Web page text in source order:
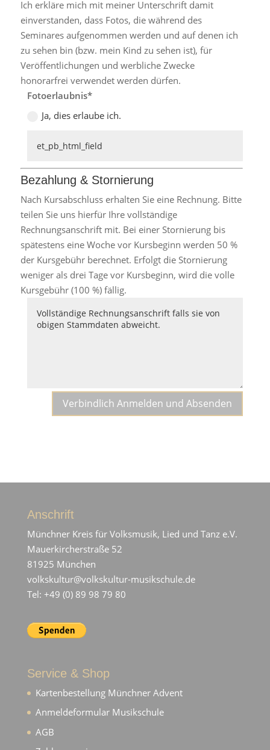
Ich erkläre mich mit meiner Unterschrift damit
einverstanden, dass Fotos, die während des
Seminares aufgenommen werden und auf denen ich
zu sehen bin (bzw. mein Kind zu sehen ist), für
Veröffentlichungen und werbliche Zwecke
honorarfrei verwendet werden dürfen.
Fotoerlaubnis
Ja, dies erlaube ich.
Bezahlung & Stornierung
Nach Kursabschluss erhalten Sie eine Rechnung. Bitte
teilen Sie uns hierfür Ihre vollständige
Rechnungsanschrift mit. Bei einer Stornierung bis
spätestens eine Woche vor Kursbeginn werden 50 %
der Kursgebühr berechnet. Erfolgt die Stornierung
weniger als drei Tage vor Kursbeginn, wird die volle
Kursgebühr (100 %) fällig.
Verbindlich Anmelden und Absenden
Anschrift
Münchner Kreis für Volksmusik, Lied und Tanz e.V.
Mauerkircherstraße 52
81925 München
volkskultur@volkskultur-musikschule.de
Tel: +49 (0) 89 98 79 80
Service & Shop
Kartenbestellung Münchner Advent
Anmeldeformular Musikschule
AGB